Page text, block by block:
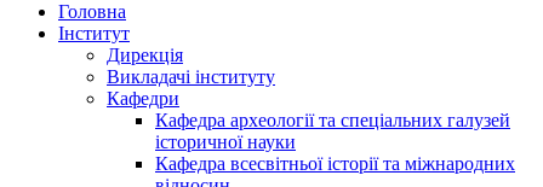
Головна
Інститут
Дирекція
Викладачі інституту
Кафедри
Кафедра археології та спеціальних галузей
історичної науки
Кафедра всесвітньої історії та міжнародних